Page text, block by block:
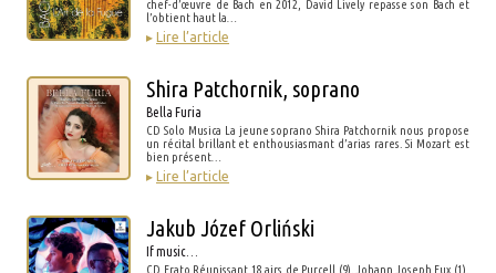
chef-d’œuvre de Bach en 2012, David Lively repasse son Bach et
l’obtient haut la…
▸ Lire l’article
Shira Patchornik, soprano
Bella Furia
CD Solo Musica La jeune soprano Shira Patchornik nous propose
un récital brillant et enthousiasmant d’arias rares. Si Mozart est
bien présent…
▸ Lire l’article
Jakub Józef Orliński
If music…
CD Erato Réunissant 18 airs de Purcell (9), Johann Joseph Fux (1),